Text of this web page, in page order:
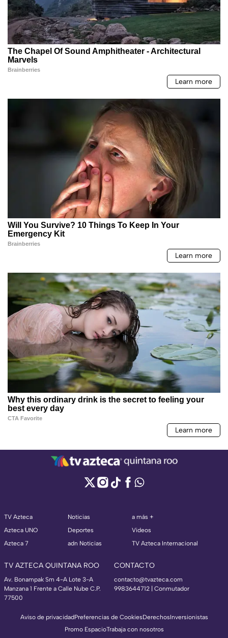
TV Azteca
Azteca UNO
Azteca 7
Noticias
Deportes
adn Noticias
a más +
Videos
TV Azteca Internacional
TV AZTECA QUINTANA ROO
Av. Bonampak Sm 4-A Lote 3-A
Manzana 1 Frente a Calle Nube C.P.
77500
CONTACTO
contacto@tvazteca.com
9983644712 | Conmutador
Aviso de privacidadPreferencias de CookiesDerechosInversionistas
Promo EspacioTrabaja con nosotros